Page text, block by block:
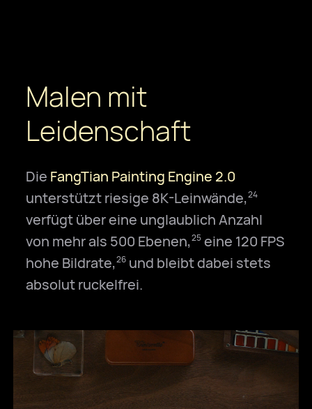
Malen mit
Leidenschaft
Die FangTian Painting Engine 2.0
unterstützt riesige 8K-Leinwände,24
verfügt über eine unglaublich Anzahl
von mehr als 500 Ebenen,25 eine 120 FPS
hohe Bildrate,26 und bleibt dabei stets
absolut ruckelfrei.